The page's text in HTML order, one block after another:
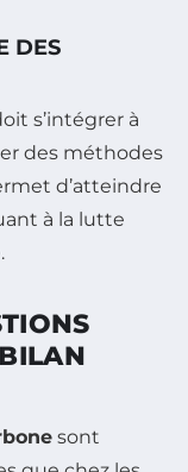
DES
s’intégrer à
des méthodes
d’atteindre
à la lutte
sont